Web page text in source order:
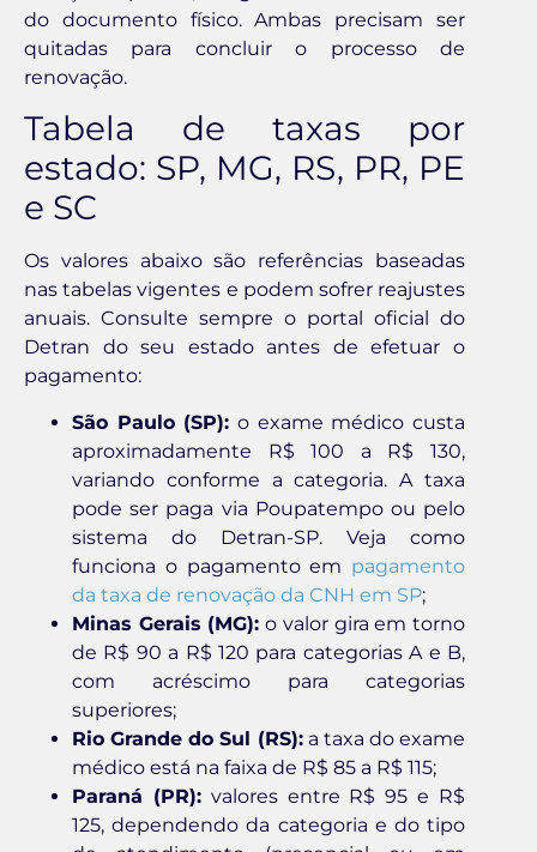
do documento físico. Ambas precisam ser
quitadas para concluir o processo de
renovação.
Tabela de taxas por
estado: SP, MG, RS, PR, PE
e SC
Os valores abaixo são referências baseadas
nas tabelas vigentes e podem sofrer reajustes
anuais. Consulte sempre o portal oficial do
Detran do seu estado antes de efetuar o
pagamento:
São Paulo (SP): o exame médico custa
aproximadamente R$ 100 a R$ 130,
variando conforme a categoria. A taxa
pode ser paga via Poupatempo ou pelo
sistema do Detran-SP. Veja como
funciona o pagamento em pagamento
da taxa de renovação da CNH em SP;
Minas Gerais (MG): o valor gira em torno
de R$ 90 a R$ 120 para categorias A e B,
com acréscimo para categorias
superiores;
Rio Grande do Sul (RS):a taxa do exame
médico está na faixa de R$ 85 a R$ 115;
Paraná (PR):valores entre R$ 95 e R$
125, dependendo da categoria e do tipo